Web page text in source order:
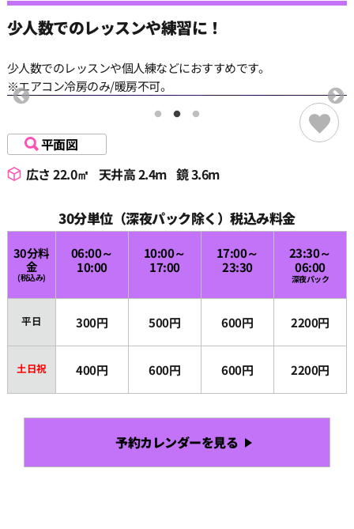
少人数でのレッスンや練習に！
少人数でのレッスンや個人練などにおすすめです。
※エアコン冷房のみ/暖房不可。
平面図
広さ 22.0㎡ 天井高 2.4m 鏡 3.6m
30分単位（深夜パック除く）税込み料金
30分料
金
(税込み)
06:00～
10:00
10:00～
17:00
17:00～
23:30
23:30～
06:00
深夜パック
平日 300円 500円 600円 2200円
土日祝 400円 600円 600円 2200円
予約カレンダーを見る